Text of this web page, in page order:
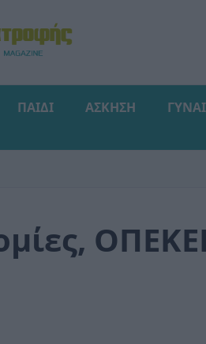
ΠΑΙΔΙ ΑΣΚΗΣΗ